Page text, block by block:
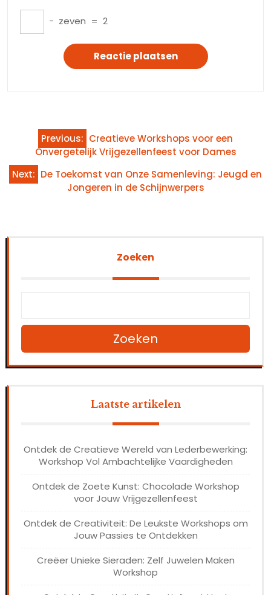
− zeven = 2
Bericht
navigatie
Previous: Creatieve Workshops voor een
Onvergetelijk Vrijgezellenfeest voor Dames
Next: De Toekomst van Onze Samenleving: Jeugd en
Jongeren in de Schijnwerpers
Zoeken
Zoeken
Laatste artikelen
Ontdek de Creatieve Wereld van Lederbewerking:
Workshop Vol Ambachtelijke Vaardigheden
Ontdek de Zoete Kunst: Chocolade Workshop
voor Jouw Vrijgezellenfeest
Ontdek de Creativiteit: De Leukste Workshops om
Jouw Passies te Ontdekken
Creëer Unieke Sieraden: Zelf Juwelen Maken
Workshop